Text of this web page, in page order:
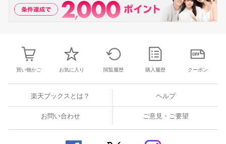
買い物かご お気に入り 閲覧履歴 購入履歴 クーポン
楽天ブックスとは？ ヘルプ
お問い合わせ ご意見・ご要望